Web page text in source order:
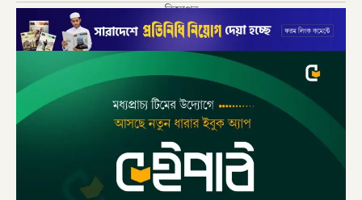
বিজ্ঞাপন